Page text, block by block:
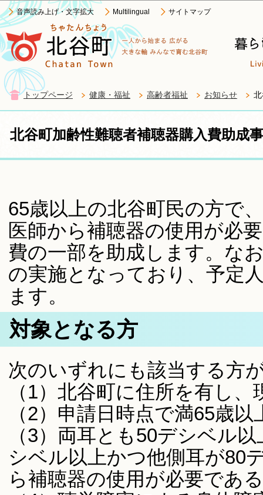
音声読み上げ・文字拡大 Multilingual サイトマップ
トップページ 健康・福祉 高齢者福祉 お知らせ
北谷町加齢性難聴者補聴器購入費助成
65歳以上の北谷町民の方で
医師から補聴器の使用が必
費の一部を助成します。な
の実施となっており、予定
ます。
対象となる方
次のいずれにも該当する方
（1）北谷町に住所を有し
（2）申請日時点で満65歳以
（3）両耳とも50デシベル
シベル以上かつ他側耳が80
ら補聴器の使用が必要であ